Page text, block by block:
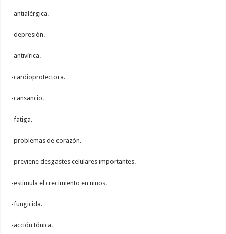
-antialérgica.
-depresión.
-antivírica.
-cardioprotectora.
-cansancio.
-fatiga.
-problemas de corazón.
-previene desgastes celulares importantes.
-estimula el crecimiento en niños.
-fungicida.
-acción tónica.